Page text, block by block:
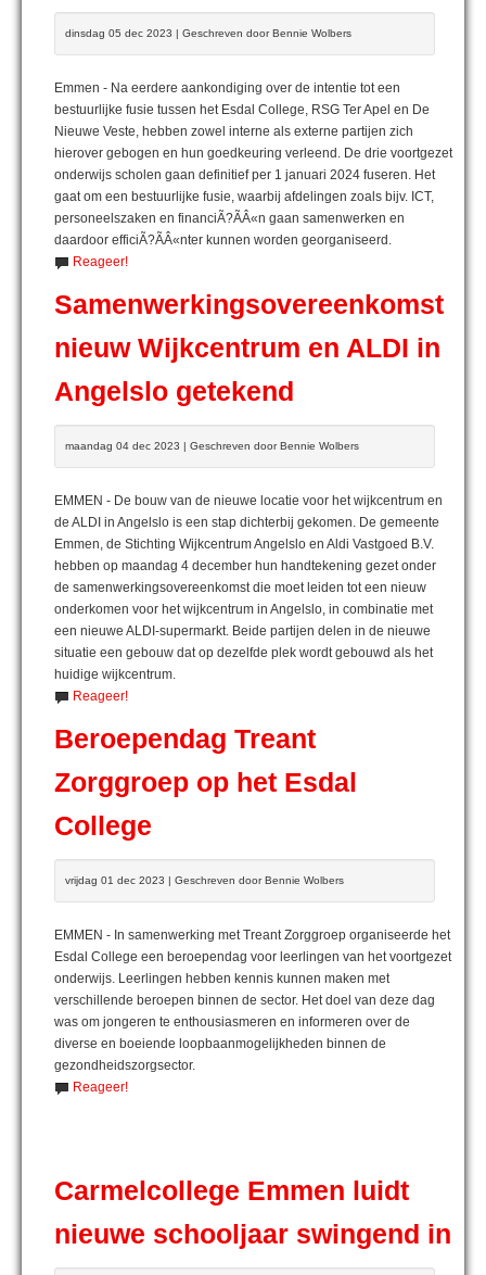
dinsdag 05 dec 2023 | Geschreven door Bennie Wolbers
Emmen - Na eerdere aankondiging over de intentie tot een
bestuurlijke fusie tussen het Esdal College, RSG Ter Apel en De
Nieuwe Veste, hebben zowel interne als externe partijen zich
hierover gebogen en hun goedkeuring verleend. De drie voortgezet
onderwijs scholen gaan definitief per 1 januari 2024 fuseren. Het
gaat om een bestuurlijke fusie, waarbij afdelingen zoals bijv. ICT,
personeelszaken en financiÃ?ÃÂ«n gaan samenwerken en
daardoor efficiÃ?ÃÂ«nter kunnen worden georganiseerd.
Reageer!
Samenwerkingsovereenkomst
nieuw Wijkcentrum en ALDI in
Angelslo getekend
maandag 04 dec 2023 | Geschreven door Bennie Wolbers
EMMEN - De bouw van de nieuwe locatie voor het wijkcentrum en
de ALDI in Angelslo is een stap dichterbij gekomen. De gemeente
Emmen, de Stichting Wijkcentrum Angelslo en Aldi Vastgoed B.V.
hebben op maandag 4 december hun handtekening gezet onder
de samenwerkingsovereenkomst die moet leiden tot een nieuw
onderkomen voor het wijkcentrum in Angelslo, in combinatie met
een nieuwe ALDI-supermarkt. Beide partijen delen in de nieuwe
situatie een gebouw dat op dezelfde plek wordt gebouwd als het
huidige wijkcentrum.
Reageer!
Beroependag Treant
Zorggroep op het Esdal
College
vrijdag 01 dec 2023 | Geschreven door Bennie Wolbers
EMMEN - In samenwerking met Treant Zorggroep organiseerde het
Esdal College een beroependag voor leerlingen van het voortgezet
onderwijs. Leerlingen hebben kennis kunnen maken met
verschillende beroepen binnen de sector. Het doel van deze dag
was om jongeren te enthousiasmeren en informeren over de
diverse en boeiende loopbaanmogelijkheden binnen de
gezondheidszorgsector.
Reageer!
Carmelcollege Emmen luidt
nieuwe schooljaar swingend in